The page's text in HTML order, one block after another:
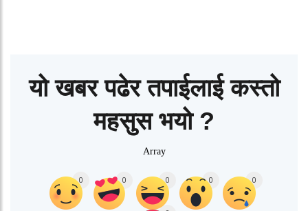
यो खबर पढेर तपाईलाई कस्तो
महसुस भयो ?
Array
0 0 0 0 0